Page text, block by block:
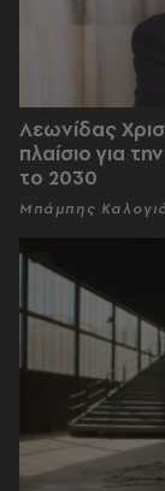
Λεωνίδας
πλαίσιο για
το 2030
Μπάμπης